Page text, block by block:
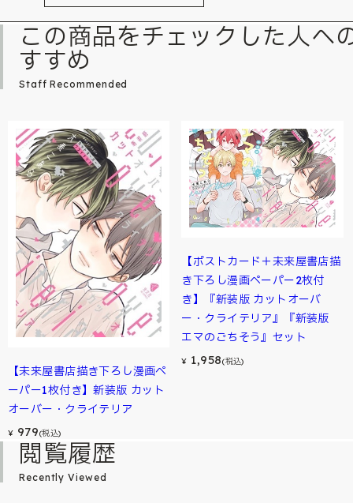
この商品をチェックした人へ
すすめ
Staff Recommended
【未来屋書店描き下ろし漫画ペ
ーパー1枚付き】新装版 カット
オーバー・クライテリア
¥ 979(税込)
【ポストカード＋未来屋書店描
き下ろし漫画ペーパー2枚付
き】『新装版 カットオーバ
ー・クライテリア』『新装版
エマのごちそう』セット
¥ 1,958(税込)
閲覧履歴
Recently Viewed